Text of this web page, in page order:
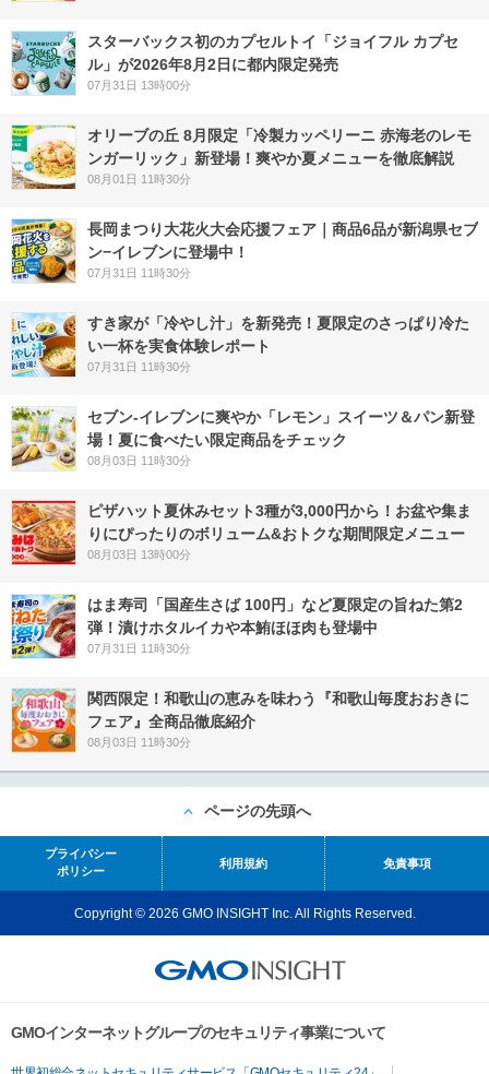
スターバックス初のカプセルトイ「ジョイフル カプセ
ル」が2026年8月2日に都内限定発売
07月31日 13時00分
オリーブの丘 8月限定「冷製カッペリーニ 赤海老のレモ
ンガーリック」新登場！爽やか夏メニューを徹底解説
08月01日 11時30分
長岡まつり大花火大会応援フェア｜商品6品が新潟県セブ
ン−イレブンに登場中！
07月31日 11時30分
すき家が「冷やし汁」を新発売！夏限定のさっぱり冷た
い一杯を実食体験レポート
07月31日 11時30分
セブン‐イレブンに爽やか「レモン」スイーツ＆パン新登
場！夏に食べたい限定商品をチェック
08月03日 11時30分
ピザハット夏休みセット3種が3,000円から！お盆や集ま
りにぴったりのボリューム&おトクな期間限定メニュー
08月03日 13時00分
はま寿司「国産生さば 100円」など夏限定の旨ねた第2
弾！漬けホタルイカや本鮪ほほ肉も登場中
07月31日 11時30分
関西限定！和歌山の恵みを味わう『和歌山毎度おおきに
フェア』全商品徹底紹介
08月03日 11時30分
ページの先頭へ
プライバシー
ポリシー
利用規約 免責事項
Copyright © 2026 GMO INSIGHT Inc. All Rights Reserved.
GMOインターネットグループのセキュリティ事業について